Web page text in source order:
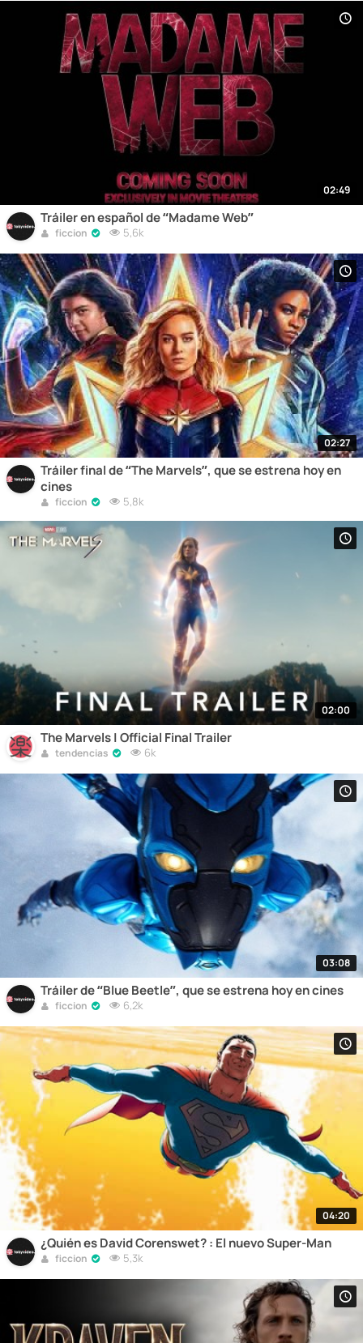
02:49
Tráiler en español de “Madame Web”
ficcion 5,6k
02:27
Tráiler final de “The Marvels”, que se estrena hoy en
cines
ficcion 5,8k
02:00
The Marvels | Official Final Trailer
tendencias 6k
03:08
Tráiler de “Blue Beetle”, que se estrena hoy en cines
ficcion 6,2k
04:20
¿Quién es David Corenswet? : El nuevo Super-Man
ficcion 5,3k